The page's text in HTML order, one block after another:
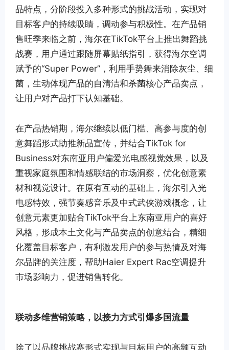
品特点，分阶段投入多种形式的挑战活动，实现对
目标客户的持续吸睛，调动参与积极性。在产品销
售旺季来临之前，海尔在TikTok平台上推出舞蹈挑
战赛，用户通过跟随屏幕贴纸指引，获得海尔空调
赋予的“Super Power”，利用手势舞来消除灰尘、细
菌，生动体现产品的自清洁和杀菌核心产品卖点，
让用户对产品打下认知基础。
在产品热销期，海尔继续以低门槛、高参与度的创
意舞蹈形式助推新品宣传，并结合TikTok for
Business对东南亚用户偏爱光电感视觉效果，以及
重视家庭氛围和情感联结的市场洞察，优化创意素
材和视觉设计。在原有互动的基础上，海尔引入光
电感特效，强节奏感音乐及中式武侠游戏概念，让
创意元素更加贴合TikTok平台上东南亚用户的喜好
风格，形成本土文化与产品卖点的创意结合，精细
化覆盖目标客户，有利激发用户的参与热情及对海
尔品牌的关注度，帮助Haier Expert Rac空调提升
市场影响力，促进销售转化。
联动多维营销策略，以接力方式引爆多国流量
除了以品牌挑战赛形式实现与目标用户的高频互动